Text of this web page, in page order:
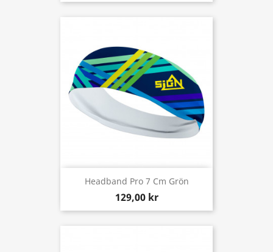
Headband Pro 7 Cm Grön
129,00 kr